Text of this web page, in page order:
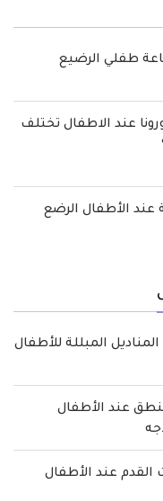
طفلي الرضيع
عند الاطفال تختلف
عند الأطفال الرضع
المبللة للأطفال
عند الأطفال
القدم عند الأطفال